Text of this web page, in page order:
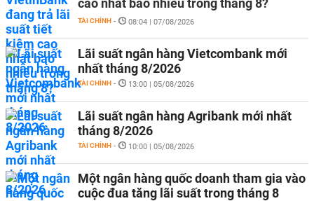
cao nhất bao nhiêu trong tháng 8?
TÀI CHÍNH - 08:04 | 07/08/2026
Lãi suất ngân hàng Vietcombank mới
nhất tháng 8/2026
TÀI CHÍNH - 13:00 | 05/08/2026
Lãi suất ngân hàng Agribank mới nhất
tháng 8/2026
TÀI CHÍNH - 10:00 | 05/08/2026
Một ngân hàng quốc doanh tham gia vào
cuộc đua tăng lãi suất trong tháng 8